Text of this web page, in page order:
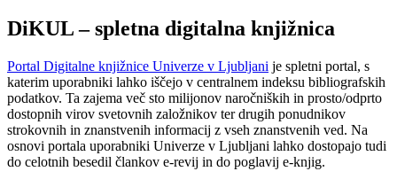
DiKUL – spletna digitalna knjižnica
Portal Digitalne knjižnice Univerze v Ljubljani je spletni portal, s
katerim uporabniki lahko iščejo v centralnem indeksu bibliografskih
podatkov. Ta zajema več sto milijonov naročniških in prosto/odprto
dostopnih virov svetovnih založnikov ter drugih ponudnikov
strokovnih in znanstvenih informacij z vseh znanstvenih ved. Na
osnovi portala uporabniki Univerze v Ljubljani lahko dostopajo tudi
do celotnih besedil člankov e-revij in do poglavij e-knjig.